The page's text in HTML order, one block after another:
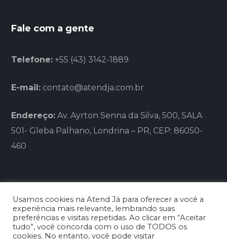
Fale com a gente
Telefone: +55 (43) 3142-1889
E-mail: contato@atendja.com.br
Endereço: Av. Ayrton Senna da Silva, 500, SALA
501- Gleba Palhano, Londrina – PR, CEP: 86050-
460
BLG FRANCHISING LTDA - CNPJ:
Usamos cookies na Atend Já para oferecer a você a
experiência mais relevante, lembrando suas
preferências e visitas repetidas. Ao clicar em “Aceitar
tudo”, você concorda com o uso de TODOS os
cookies. No entanto, você pode visitar